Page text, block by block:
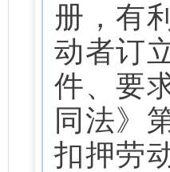
册，有
动者订
件、要
同法》
扣押劳